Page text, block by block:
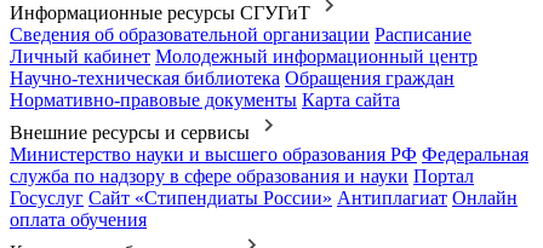
Информационные ресурсы СГУГиТ
Сведения об образовательной организации Расписание
Личный кабинет Молодежный информационный центр
Научно-техническая библиотека Обращения граждан
Нормативно-правовые документы Карта сайта
Внешние ресурсы и сервисы
Министерство науки и высшего образования РФ Федеральная
служба по надзору в сфере образования и науки Портал
Госуслуг Сайт «Стипендиаты России» Антиплагиат Онлайн
оплата обучения